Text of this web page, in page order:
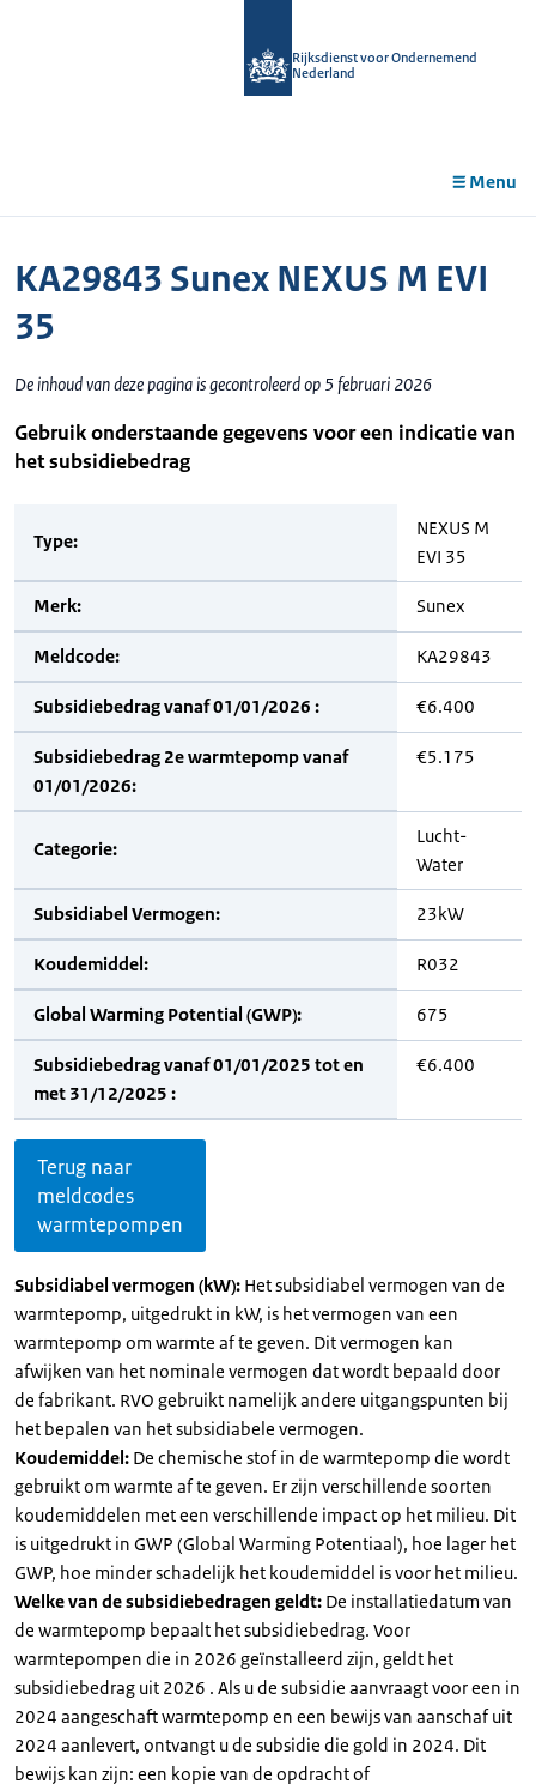
Rijksdienst voor Ondernemend
Nederland
Menu
KA29843 Sunex NEXUS M EVI
35
De inhoud van deze pagina is gecontroleerd op 5 februari 2026
Gebruik onderstaande gegevens voor een indicatie van
het subsidiebedrag
Type:
NEXUS M
EVI 35
Merk: Sunex
Meldcode: KA29843
Subsidiebedrag vanaf 01/01/2026 : €6.400
Subsidiebedrag 2e warmtepomp vanaf
01/01/2026:
€5.175
Categorie:
Lucht-
Water
Subsidiabel Vermogen: 23kW
Koudemiddel: R032
Global Warming Potential (GWP): 675
Subsidiebedrag vanaf 01/01/2025 tot en
met 31/12/2025 :
€6.400
Terug naar
meldcodes
warmtepompen
Subsidiabel vermogen (kW): Het subsidiabel vermogen van de
warmtepomp, uitgedrukt in kW, is het vermogen van een
warmtepomp om warmte af te geven. Dit vermogen kan
afwijken van het nominale vermogen dat wordt bepaald door
de fabrikant. RVO gebruikt namelijk andere uitgangspunten bij
het bepalen van het subsidiabele vermogen.
Koudemiddel: De chemische stof in de warmtepomp die wordt
gebruikt om warmte af te geven. Er zijn verschillende soorten
koudemiddelen met een verschillende impact op het milieu. Dit
is uitgedrukt in GWP (Global Warming Potentiaal), hoe lager het
GWP, hoe minder schadelijk het koudemiddel is voor het milieu.
Welke van de subsidiebedragen geldt: De installatiedatum van
de warmtepomp bepaalt het subsidiebedrag. Voor
warmtepompen die in 2026 geïnstalleerd zijn, geldt het
subsidiebedrag uit 2026 . Als u de subsidie aanvraagt voor een in
2024 aangeschaft warmtepomp en een bewijs van aanschaf uit
2024 aanlevert, ontvangt u de subsidie die gold in 2024. Dit
bewijs kan zijn: een kopie van de opdracht of